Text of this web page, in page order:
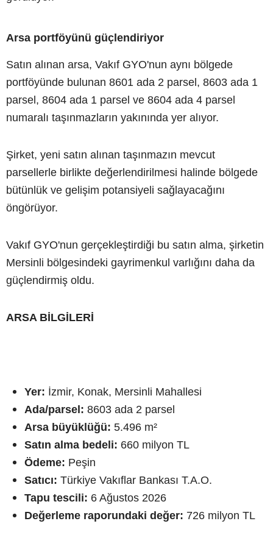
Arsa portföyünü güçlendiriyor
Satın alınan arsa, Vakıf GYO'nun aynı bölgede
portföyünde bulunan 8601 ada 2 parsel, 8603 ada 1
parsel, 8604 ada 1 parsel ve 8604 ada 4 parsel
numaralı taşınmazların yakınında yer alıyor.
Şirket, yeni satın alınan taşınmazın mevcut
parsellerle birlikte değerlendirilmesi halinde bölgede
bütünlük ve gelişim potansiyeli sağlayacağını
öngörüyor.
Vakıf GYO'nun gerçekleştirdiği bu satın alma, şirketin
Mersinli bölgesindeki gayrimenkul varlığını daha da
güçlendirmiş oldu.
ARSA BİLGİLERİ
Yer: İzmir, Konak, Mersinli Mahallesi
Ada/parsel: 8603 ada 2 parsel
Arsa büyüklüğü: 5.496 m²
Satın alma bedeli: 660 milyon TL
Ödeme: Peşin
Satıcı: Türkiye Vakıflar Bankası T.A.O.
Tapu tescili: 6 Ağustos 2026
Değerleme raporundaki değer: 726 milyon TL